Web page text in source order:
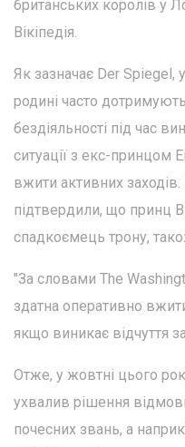
британських королів у
Вікіпедія.
Як зазначає Der Spiegel,
родині часто
бездіяльності під час
ситуації з екс-
вжити активних
підтвердили, що принц
спадкоємець трону,
"За словами The
здатна оперативно
якщо виникає відчуття
Отже, у жовтні цього
ухвалив рішення
почесних звань, а